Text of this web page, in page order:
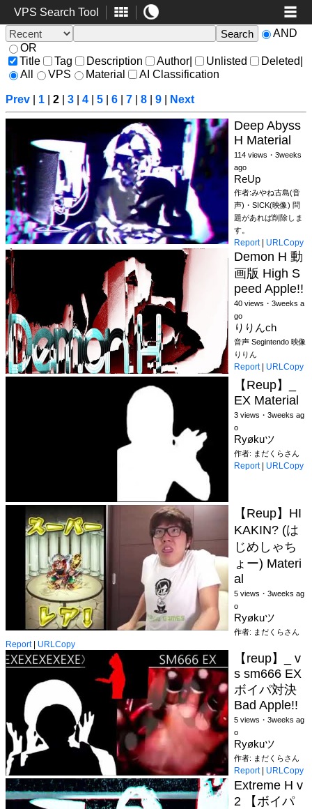
VPS Search Tool
AND
OR
Title
Tag Description Author Unlisted Deleted
All
VPS Material AI Classification
Prev 1 2 3 4 5 6 7 8 9 Next
Deep Abyss
H Material
114 views・3weeks
ago
ReUp
作者:みやね古島(音
声)・SICK(映像) 問
題があれば削除しま
す。
Report| URLCopy
Demon H 動
画版 High S
peed Apple!!
40 views・3weeks a
go
りりんch
音声 Segintendo 映像
りりん
Report| URLCopy
【Reup】_
EX Material
3 views・3weeks ag
o
Ryøkuツ
作者: まだくらさん
Report| URLCopy
【Reup】HI
KAKIN? (は
じめしゃち
ょー) Materi
al
5 views・3weeks ag
o
Ryøkuツ
作者: まだくらさん
Report| URLCopy
【reup】_ v
s sm666 EX
ボイパ対決
Bad Apple!!
5 views・3weeks ag
o
Ryøkuツ
作者: まだくらさん
Report| URLCopy
Extreme H v
2 【ボイパ